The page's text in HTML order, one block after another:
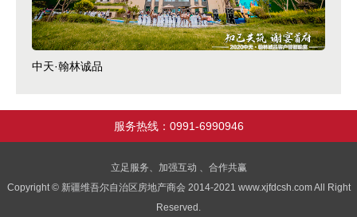
中天·翰林诚品
服务热线：0991-6990946
立足服务、加强互动 、合作共赢
Copyright © 新疆维吾尔自治区房地产商会 2014-2021 www.xjfdcsh.com All Right
Reserved.